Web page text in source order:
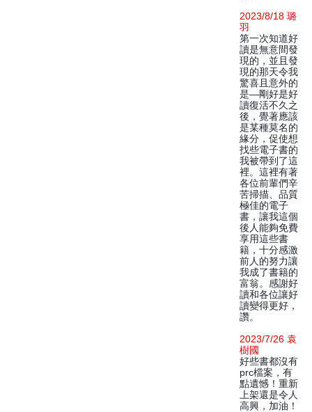
2023/8/18 璐
羽
第一次知道好
讀是無意間發
現的，並且發
現的那天令我
驚喜且意外的
是—剛好是好
讀復活不久之
後，覺著應該
是某種莫名的
緣分，促使想
找些電子書的
我被帶到了這
裡。這裡有著
各位前輩們辛
苦掃描、品質
極佳的電子
書，讓我這個
後人能夠免費
享用這些書
籍，十分感激
前人的努力讓
我成了書籍的
富翁。感謝好
讀和各位讓好
讀變得更好，
讚。
2023/7/26 袁
樹國
好些書都沒有
prc檔案，有
點遺憾！重新
上架還是令人
高興，加油！